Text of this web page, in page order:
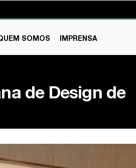
SOMOS IMPRENSA
de Design de